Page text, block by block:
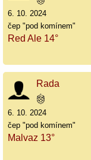
6. 10. 2024
čep "pod komínem"
Red Ale 14°
Rada
6. 10. 2024
čep "pod komínem"
Malvaz 13°